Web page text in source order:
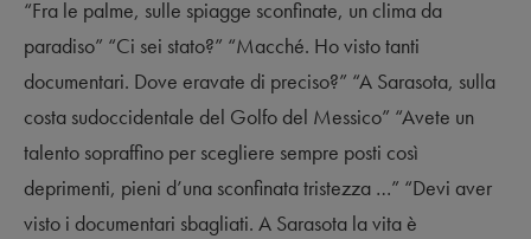
“Fra le palme, sulle spiagge sconfinate, un clima da
paradiso” “Ci sei stato?” “Macché. Ho visto tanti
documentari. Dove eravate di preciso?” “A Sarasota, sulla
costa sudoccidentale del Golfo del Messico” “Avete un
talento sopraffino per scegliere sempre posti così
deprimenti, pieni d’una sconfinata tristezza …” “Devi aver
visto i documentari sbagliati. A Sarasota la vita è